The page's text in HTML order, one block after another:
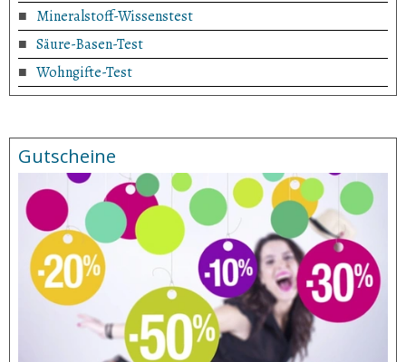
Mineralstoff-Wissenstest
Säure-Basen-Test
Wohngifte-Test
Gutscheine